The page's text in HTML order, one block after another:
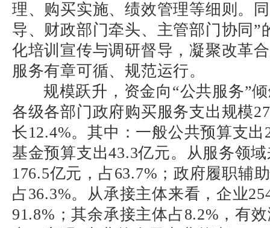
理、购买实施、绩效管理等细则。
导、财政部门牵头、主管部门协同”
化培训宣传与调研督导，凝聚改革
服务有章可循、规范运行。
规模跃升，资金向“公共服务”
各级各部门政府购买服务支出规模
长12.4%。其中：一般公共预算支出
基金预算支出43.3亿元。从服务领
176.5亿元，占63.7% ；政府履职辅
占36.3%。从承接主体来看，企业
91.8% ；其余承接主体占8.2% ，有